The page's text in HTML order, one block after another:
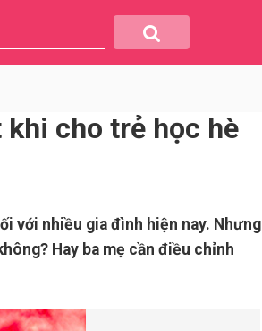
cho trẻ học hè
với nhiều gia đình hiện nay. Nhưng
Hay ba mẹ cần điều chỉnh